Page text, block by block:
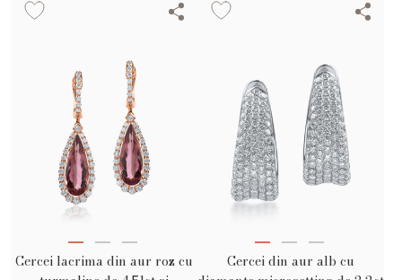
Cercei lacrima din aur roz cu
Cercei din aur alb cu